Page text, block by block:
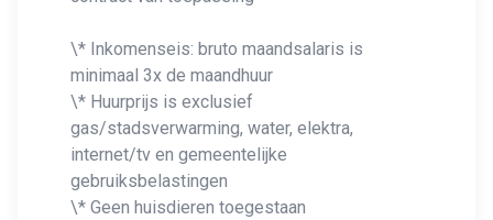
\* Inkomenseis: bruto maandsalaris is
minimaal 3x de maandhuur
\* Huurprijs is exclusief
gas/stadsverwarming, water, elektra,
internet/tv en gemeentelijke
gebruiksbelastingen
\* Geen huisdieren toegestaan